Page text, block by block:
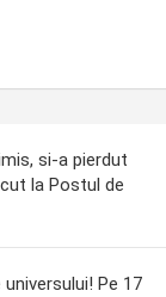
si-a pierdut
la Postul de
Pe 17